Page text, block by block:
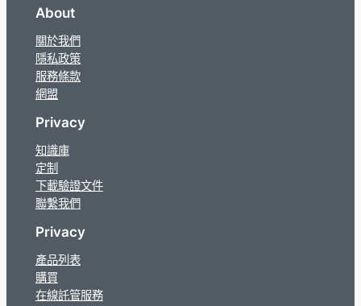
About
關於我們
隱私政策
服務條款
網盟
Privacy
知識庫
定制
下載驗證文件
聯繫我們
Privacy
產品列表
購買
在線託管服務